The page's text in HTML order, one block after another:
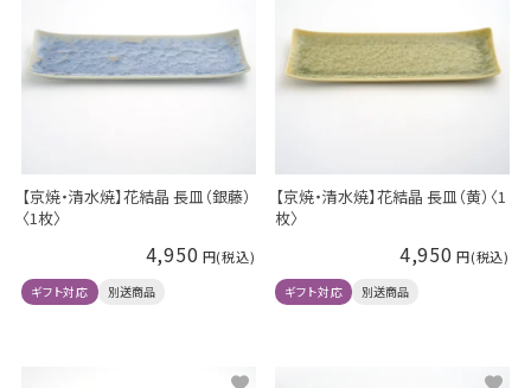
【京焼・清水焼】花結晶 長皿（銀藤）
〈1枚〉
4,950
ギフト対応 別送商品
【京焼・清水焼】花結晶 長皿（黄）〈1
枚〉
4,950
ギフト対応 別送商品